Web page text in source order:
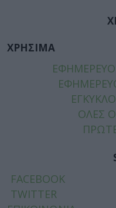
ΧΡΗΣΙΜΑ
ΟΛΕΣ
FACEBOOK
TWITTER